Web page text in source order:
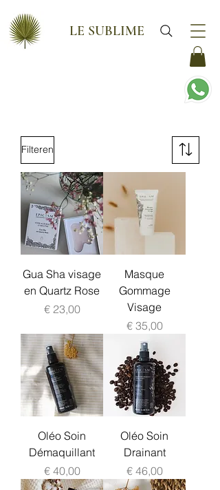
LE SUBLIME
Filteren
Gua Sha visage
en Quartz Rose
Prijs
€ 23,00
Masque
Gommage
Visage
Prijs
€ 35,00
Oléo Soin
Démaquillant
Prijs
€ 40,00
Oléo Soin
Drainant
Prijs
€ 46,00